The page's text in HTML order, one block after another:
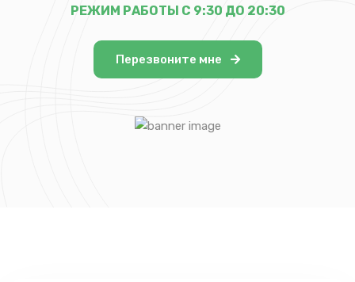
РЕЖИМ РАБОТЫ С 9:30 ДО 20:30
Перезвоните мне